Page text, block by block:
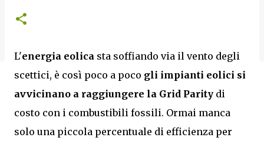
L'energia eolica sta soffiando via il vento degli
scettici, è così poco a poco gli impianti eolici si
avvicinano a raggiungere la Grid Parity di
costo con i combustibili fossili. Ormai manca
solo una piccola percentuale di efficienza per